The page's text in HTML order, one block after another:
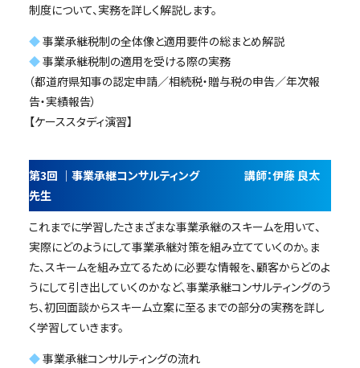
制度について、実務を詳しく解説します。
◆事業承継税制の全体像と適用要件の総まとめ解説
◆事業承継税制の適用を受ける際の実務
（都道府県知事の認定申請／相続税・贈与税の申告／年次報
告・実績報告）
【ケーススタディ演習】
第3回 ｜事業承継コンサルティング 講師：伊藤 良太
先生
これまでに学習したさまざまな事業承継のスキームを用いて、
実際にどのようにして事業承継対策を組み立てていくのか。ま
た、スキームを組み立てるために必要な情報を、顧客からどのよ
うにして引き出していくのかなど、事業承継コンサルティングのう
ち、初回面談からスキーム立案に至るまでの部分の実務を詳し
く学習していきます。
◆事業承継コンサルティングの流れ